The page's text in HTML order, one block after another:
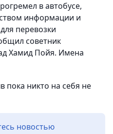
в автобусе,
информации и
перевозки
советник
Хамид Пойя. Имена
пока никто на себя не
новостью